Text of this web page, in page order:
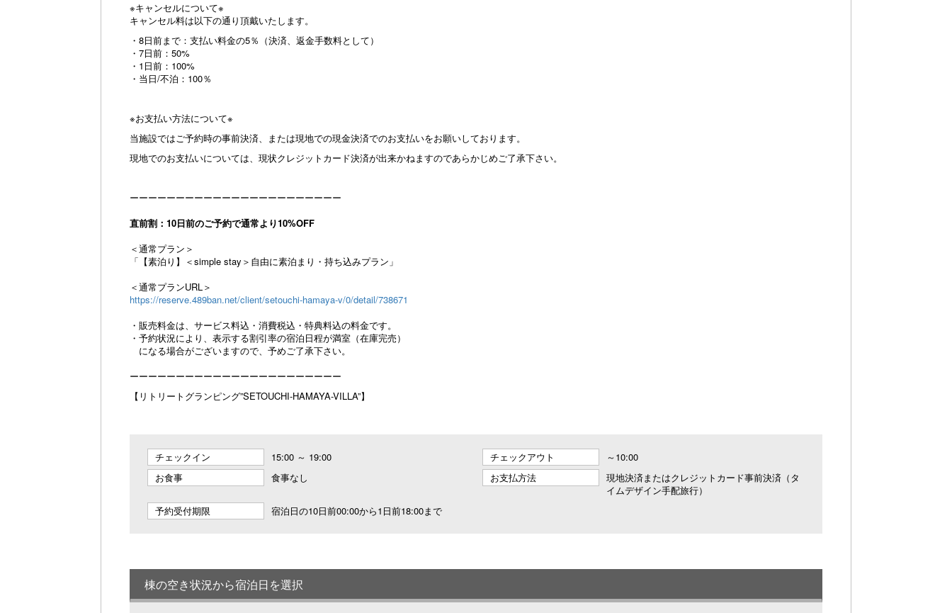
※キャンセルについて※
キャンセル料は以下の通り頂戴いたします。
・8日前まで：支払い料金の5％（決済、返金手数料として）
・7日前：50%
・1日前：100%
・当日/不泊：100％
※お支払い方法について※
当施設ではご予約時の事前決済、または現地での現金決済でのお支払いをお願いしております。
現地でのお支払いについては、現状クレジットカード決済が出来かねますのであらかじめご了承下さい。
ーーーーーーーーーーーーーーーーーーーーーーー
直前割：10日前のご予約で通常より10%OFF
＜通常プラン＞
「【素泊り】＜simple stay＞自由に素泊まり・持ち込みプラン」
＜通常プランURL＞
https://reserve.489ban.net/client/setouchi-hamaya-v/0/detail/738671
・販売料金は、サービス料込・消費税込・特典料込の料金です。
・予約状況により、表示する割引率の宿泊日程が満室（在庫完売）
になる場合がございますので、予めご了承下さい。
ーーーーーーーーーーーーーーーーーーーーーーー
【リトリートグランピング”SETOUCHI-HAMAYA-VILLA”】
チェックイン 15:00 ～ 19:00 チェックアウト
～10:00
お食事
食事なし お支払方法
現地決済またはクレジットカード事前決済（タ
イムデザイン手配旅行）
予約受付期限
宿泊日の10日前00:00から1日前18:00まで
棟の空き状況から宿泊日を選択